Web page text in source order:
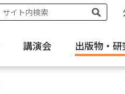
講演会 出版物・ 研